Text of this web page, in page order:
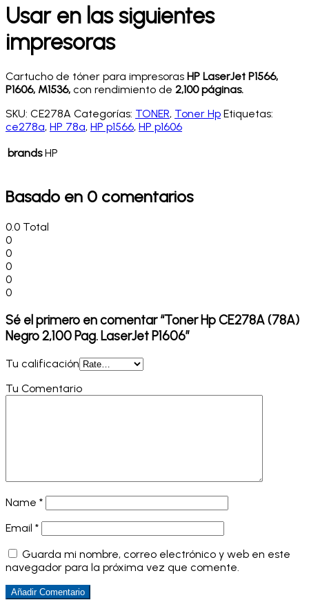
Usar en las siguientes
impresoras
Cartucho de tóner para impresoras HP LaserJet P1566,
P1606, M1536, con rendimiento de 2,100 páginas.
SKU: CE278A Categorías: TONER, Toner Hp Etiquetas:
ce278a, HP 78a, HP p1566, HP p1606
brands HP
Basado en 0 comentarios
0.0 Total
0
0
0
0
0
Sé el primero en comentar “Toner Hp CE278A (78A)
Negro 2,100 Pag. LaserJet P1606”
Tu calificación
Tu Comentario
Name *
Email *
Guarda mi nombre, correo electrónico y web en este
navegador para la próxima vez que comente.